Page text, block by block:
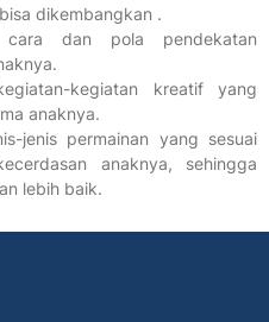
dikembangkan .
dan pola pendekatan
kegiatan kreatif yang
anaknya.
jenis permainan yang sesuai
anaknya, sehingga
lebih baik.